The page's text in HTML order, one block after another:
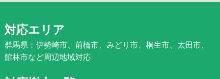
対応エリア
群馬県：伊勢崎市、前橋市、みどり市、桐生市、太田市、
館林市など周辺地域対応